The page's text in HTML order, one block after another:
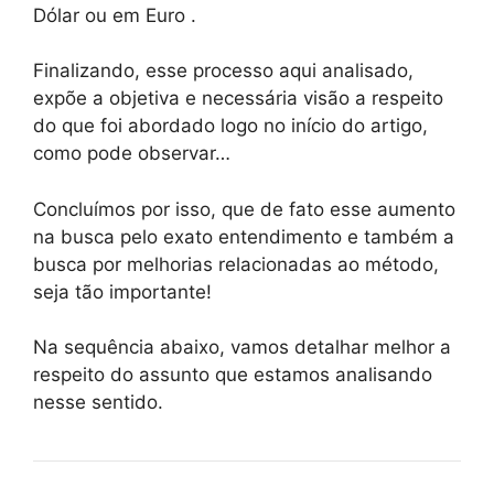
Dólar ou em Euro .
Finalizando, esse processo aqui analisado,
expõe a objetiva e necessária visão a respeito
do que foi abordado logo no início do artigo,
como pode observar…
Concluímos por isso, que de fato esse aumento
na busca pelo exato entendimento e também a
busca por melhorias relacionadas ao método,
seja tão importante!
Na sequência abaixo, vamos detalhar melhor a
respeito do assunto que estamos analisando
nesse sentido.